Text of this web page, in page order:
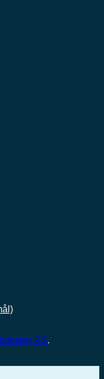
AS.